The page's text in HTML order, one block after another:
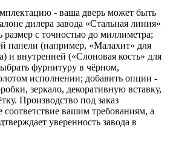
- ваша дверь может быть
дилера завода «Стальная линия»
размер с точностью до миллиметра;
панели (например, «Малахит» для
и внутренней («Слоновая кость» для
фурнитуру в чёрном,
исполнении; добавить опции -
зеркало, декоративную вставку,
Производство под заказ
соответствие вашим требованиям, а
уверенность завода в